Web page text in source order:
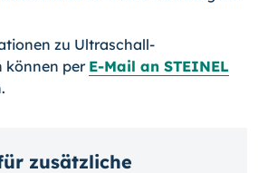
zu Ultraschall-
können perE-Mail an STEINEL
zusätzliche